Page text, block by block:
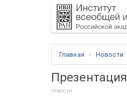
Главная Новости
Презентация
Новости